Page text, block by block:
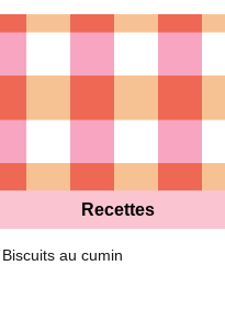
Recettes
au cumin